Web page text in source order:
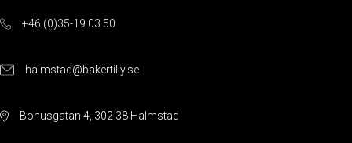
+46 (0)35-19 03 50
halmstad@bakertilly.se
Bohusgatan 4, 302 38 Halmstad